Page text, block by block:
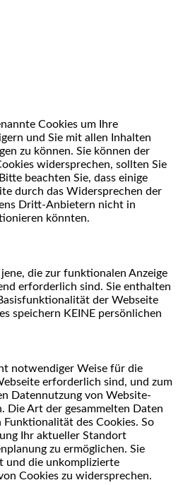
Cookies um Ihre
und Sie mit allen Inhalten
zu können. Sie können der
widersprechen, sollten Sie
beachten Sie, dass einige
durch das Widersprechen der
Dritt-Anbietern nicht in
könnten.
die zur funktionalen Anzeige
erforderlich sind. Sie enthalten
der Webseite
speichern KEINE persönlichen
notwendiger Weise für die
erforderlich sind, und zum
Datennutzung von Website-
Die Art der gesammelten Daten
des Cookies. So
Ihr aktueller Standort
zu ermöglichen. Sie
und die unkomplizierte
Cookies zu widersprechen.